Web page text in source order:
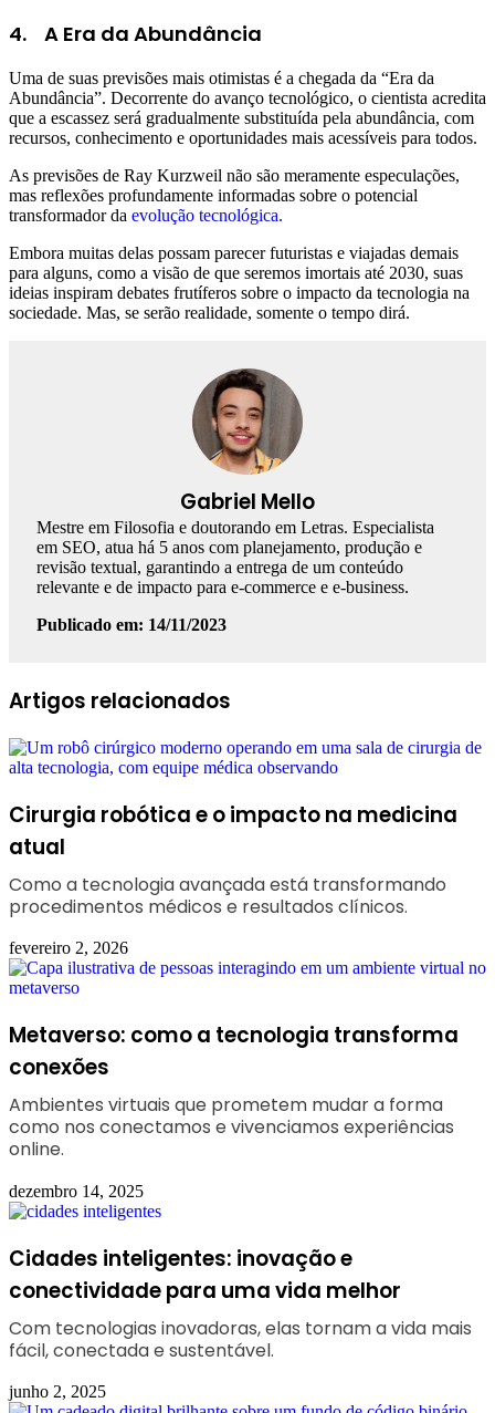
4. A Era da Abundância
Uma de suas previsões mais otimistas é a chegada da “Era da
Abundância”. Decorrente do avanço tecnológico, o cientista acredita
que a escassez será gradualmente substituída pela abundância, com
recursos, conhecimento e oportunidades mais acessíveis para todos.
As previsões de Ray Kurzweil não são meramente especulações,
mas reflexões profundamente informadas sobre o potencial
transformador da evolução tecnológica.
Embora muitas delas possam parecer futuristas e viajadas demais
para alguns, como a visão de que seremos imortais até 2030, suas
ideias inspiram debates frutíferos sobre o impacto da tecnologia na
sociedade. Mas, se serão realidade, somente o tempo dirá.
Gabriel Mello
Mestre em Filosofia e doutorando em Letras. Especialista
em SEO, atua há 5 anos com planejamento, produção e
revisão textual, garantindo a entrega de um conteúdo
relevante e de impacto para e-commerce e e-business.
Publicado em: 14/11/2023
Facebook
Linkedin
WhatsApp
Telegram
Artigos relacionados
Cirurgia robótica e o impacto na medicina
atual
Como a tecnologia avançada está transformando
procedimentos médicos e resultados clínicos.
fevereiro 2, 2026
Metaverso: como a tecnologia transforma
conexões
Ambientes virtuais que prometem mudar a forma
como nos conectamos e vivenciamos experiências
online.
dezembro 14, 2025
Cidades inteligentes: inovação e
conectividade para uma vida melhor
Com tecnologias inovadoras, elas tornam a vida mais
fácil, conectada e sustentável.
junho 2, 2025